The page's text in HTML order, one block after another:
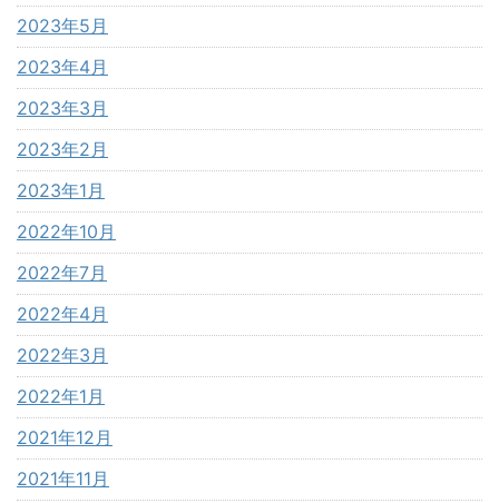
2023年5月
2023年4月
2023年3月
2023年2月
2023年1月
2022年10月
2022年7月
2022年4月
2022年3月
2022年1月
2021年12月
2021年11月